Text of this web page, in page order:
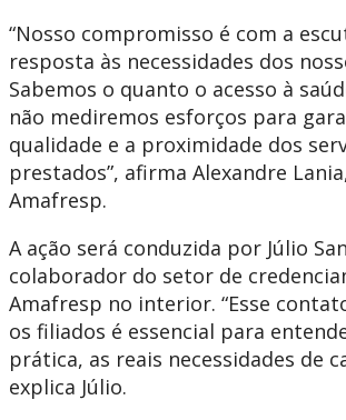
“Nosso compromisso é com a
resposta às necessidades dos
Sabemos o quanto o acesso à
não mediremos esforços para
qualidade e a proximidade dos
prestados”, afirma Alexandre
Amafresp.
A ação será conduzida por Júlio
colaborador do setor de
Amafresp no interior. “Esse
os filiados é essencial para
prática, as reais necessidades de
explica Júlio.